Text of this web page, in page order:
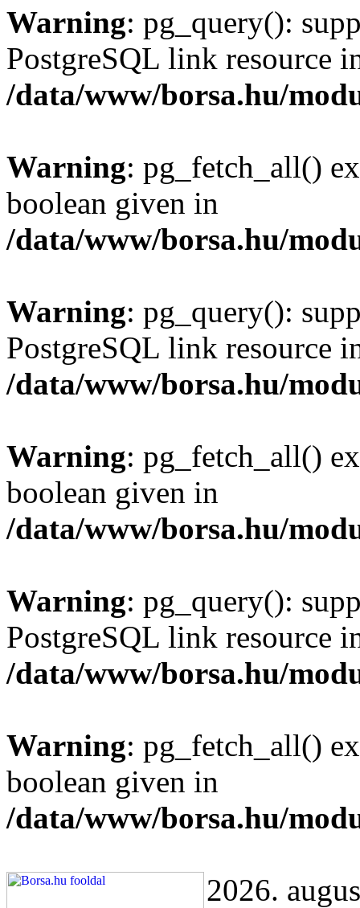
Warning: pg_query():
PostgreSQL link resource
/data/www/borsa.hu/
Warning: pg_fetch_all()
boolean given in
/data/www/borsa.hu/
Warning: pg_query():
PostgreSQL link resource
/data/www/borsa.hu/
Warning: pg_fetch_all()
boolean given in
/data/www/borsa.hu/
Warning: pg_query():
PostgreSQL link resource
/data/www/borsa.hu/
Warning: pg_fetch_all()
boolean given in
/data/www/borsa.hu/
2026.